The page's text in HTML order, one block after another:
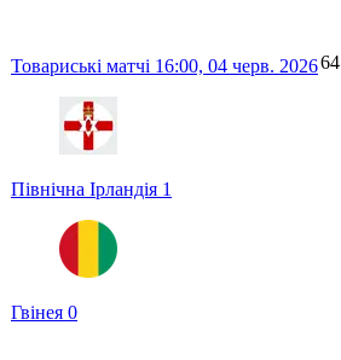
Товариські матчі 16:00, 04 черв. 2026
Північна Ірландія 1
Гвінея 0
64